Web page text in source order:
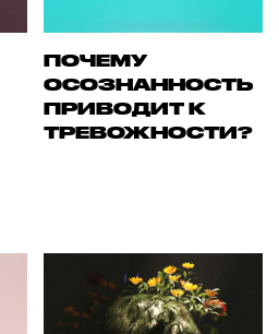
ПОЧЕМУ
ОСОЗНАННОСТЬ
ПРИВОДИТ К
ТРЕВОЖНОСТИ?